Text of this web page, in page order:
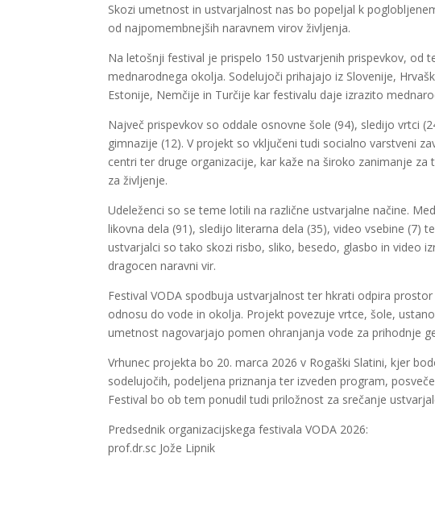
Skozi umetnost in ustvarjalnost nas bo popeljal k
od najpomembnejših naravnem virov življenja.
Na letošnji festival je prispelo 150 ustvarjenih prispevkov, od
mednarodnega okolja. Sodelujoči prihajajo iz Slovenije,
Estonije, Nemčije in Turčije kar festivalu daje izrazito
Največ prispevkov so oddale osnovne šole (94), sledijo vrtci
gimnazije (12). V projekt so vključeni tudi socialno varstveni
centri ter druge organizacije, kar kaže na široko zanimanje
za življenje.
Udeleženci so se teme lotili na različne ustvarjalne načine.
likovna dela (91), sledijo literarna dela (35), video vsebine (7)
ustvarjalci so tako skozi risbo, sliko, besedo, glasbo in video
dragocen naravni vir.
Festival VODA spodbuja ustvarjalnost ter hkrati odpira
odnosu do vode in okolja. Projekt povezuje vrtce, šole,
umetnost nagovarjajo pomen ohranjanja vode za prihodnje
Vrhunec projekta bo 20. marca 2026 v Rogaški Slatini, kjer
sodelujočih, podeljena priznanja ter izveden program,
Festival bo ob tem ponudil tudi priložnost za srečanje
Predsednik organizacijskega festivala VODA 2026:
prof.dr.sc Jože Lipnik